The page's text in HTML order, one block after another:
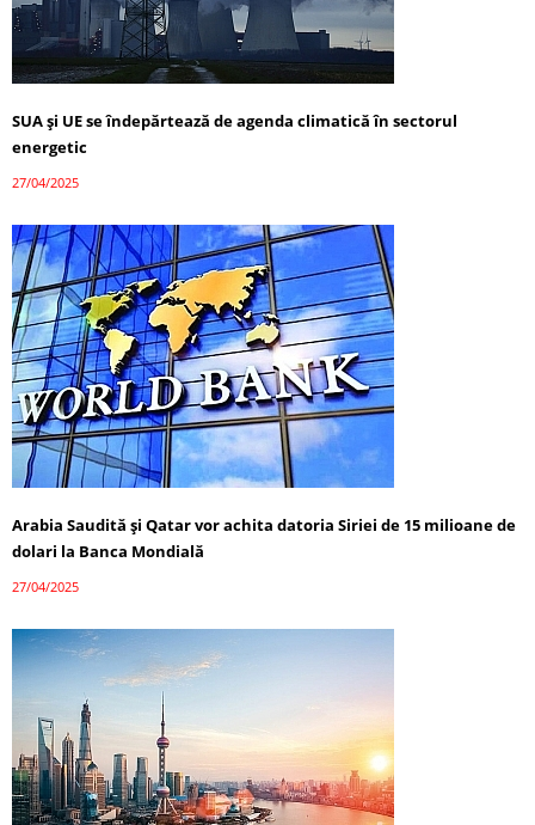
SUA și UE se îndepărtează de agenda climatică în sectorul
energetic
27/04/2025
Arabia Saudită și Qatar vor achita datoria Siriei de 15 milioane de
dolari la Banca Mondială
27/04/2025